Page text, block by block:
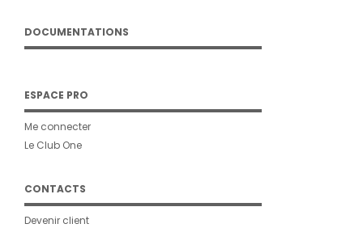
DOCUMENTATIONS
ESPACE PRO
Me connecter
Le Club One
CONTACTS
Devenir client